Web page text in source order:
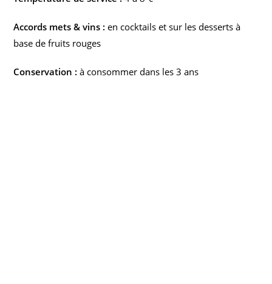
Accords mets & vins : en cocktails et sur les desserts à
base de fruits rouges
Conservation : à consommer dans les 3 ans